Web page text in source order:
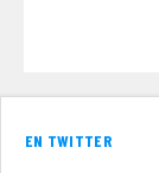
EN TWITTER